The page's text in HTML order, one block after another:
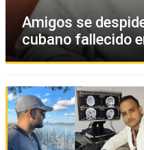
Amigos se
cubano fallecido